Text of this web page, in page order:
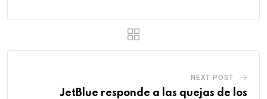
NEXT POST
JetBlue responde a las quejas de los